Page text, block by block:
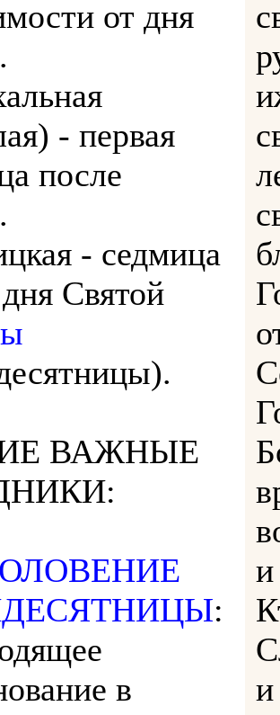
от дня
- первая
после
- седмица
Святой
ВАЖНЫЕ
:
в
и